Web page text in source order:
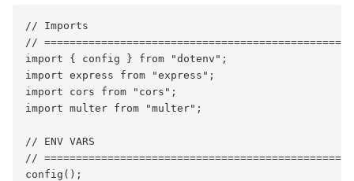
// Imports
//
import { config } from "dotenv";
import express from "express";
import cors from "cors";
import multer from "multer";
// ENV VARS
//
config();